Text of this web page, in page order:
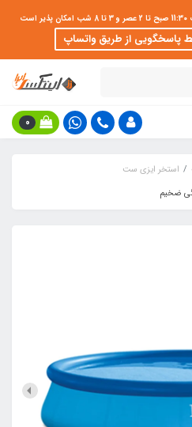
پاسخگویی از طریق واتساپ
0
استخر ایزی ست
ضخیم